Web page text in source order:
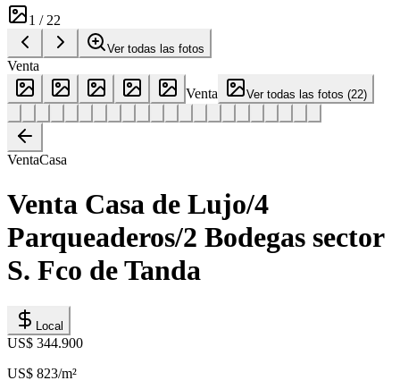
1 /22
Ver todas las fotos
Venta
Venta
Ver todas las fotos (22)
VentaCasa
Venta Casa de Lujo/4
Parqueaderos/2 Bodegas sector
S. Fco de Tanda
Local
US$ 344.900
US$ 823/m²